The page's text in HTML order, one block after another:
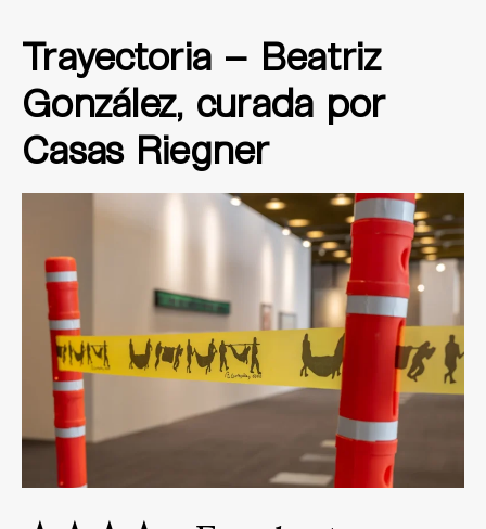
Trayectoria – Beatriz
González, curada por
Casas Riegner